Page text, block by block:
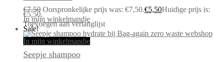
€7,50 Oorspronkelijke prijs was: €7,50.€5,50Huidige prijs is:
€5,50.
In mijn winkelmandje
Toevoegen aan verlanglijst
Sale!
In mijn winkelmandje
Seepje shampoo